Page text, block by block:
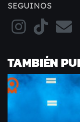
SEGUINOS
TAMBIÉN